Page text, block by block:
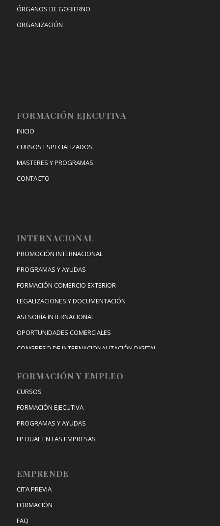
ÓRGANOS DE GOBIERNO
ORGANIZACIÓN
FORMACIÓN EJECUTIVA
INICIO
CURSOS ESPECIALIZADOS
MASTERES Y PROGRAMAS
CONTACTO
INTERNACIONAL
PROMOCIÓN INTERNACIONAL
PROGRAMAS Y AYUDAS
FORMACIÓN COMERCIO EXTERIOR
LEGALIZACIONES Y DOCUMENTACIÓN
ASESORÍA INTERNACIONAL
OPORTUNIDADES COMERCIALES
CONGRESO DE INTERNACIONALIZACIÓN DIGITAL
FORMACIÓN Y EMPLEO
CURSOS
FORMACIÓN EJECUTIVA
PROGRAMAS Y AYUDAS
FP DUAL EN LAS EMPRESAS
EMPRENDE
CITA PREVIA
FORMACIÓN
FAQ